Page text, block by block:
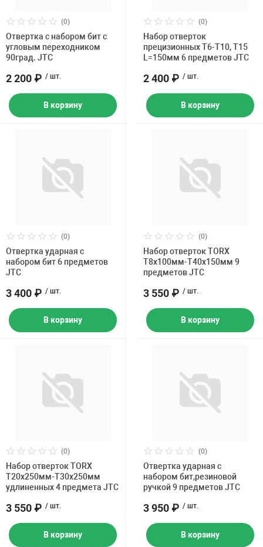
Оборудование
Мотоадаптеры
Подъемники
Разное
Инструмент
(0)
Отвертка с набором бит с
угловым переходником
90град. JTC
2 200 ₽ / шт.
В корзину
(0)
Набор отверток
прецизионных T6-Т10, T15
L=150мм 6 предметов JTC
2 400 ₽ / шт.
В корзину
(0)
Отвертка ударная с
набором бит 6 предметов
JTC
3 400 ₽ / шт.
В корзину
(0)
Набор отверток TORX
T8х100мм-T40х150мм 9
предметов JTC
3 550 ₽ / шт.
В корзину
(0)
Набор отверток TORX
T20х250мм-Т30х250мм
удлиненных 4 предмета JTC
3 550 ₽ / шт.
В корзину
(0)
Отвертка ударная с
набором бит,резиновой
ручкой 9 предметов JTC
3 950 ₽ / шт.
В корзину